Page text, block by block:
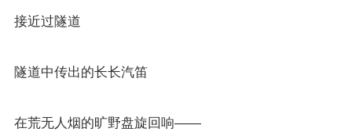
接近过隧道
隧道中传出的长长汽笛
在荒无人烟的旷野盘旋回响——